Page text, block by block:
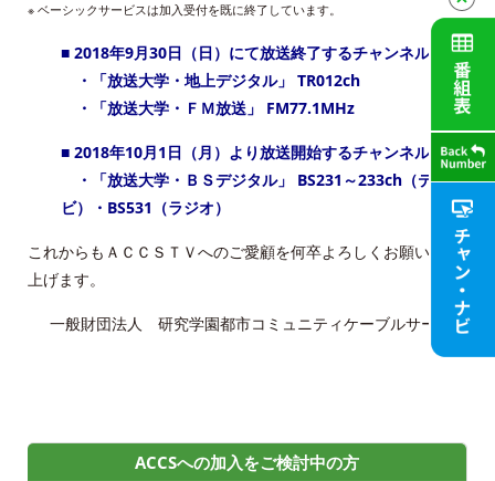
※ ベーシックサービスは加入受付を既に終了しています。
■ 2018年9月30日（日）にて放送終了するチャンネル
・「放送大学・地上デジタル」 TR012ch
・「放送大学・ＦＭ放送」 FM77.1MHz
■ 2018年10月1日（月）より放送開始するチャンネル
・「放送大学・ＢＳデジタル」 BS231～233ch（テレ
ビ）・BS531（ラジオ）
これからもＡＣＣＳＴＶへのご愛顧を何卒よろしくお願い申し
上げます。
一般財団法人 研究学園都市コミュニティケーブルサービス
ACCSへの加入をご検討中の方
アクセス
Service guidance (in English)
Channel Table
ACCSTV